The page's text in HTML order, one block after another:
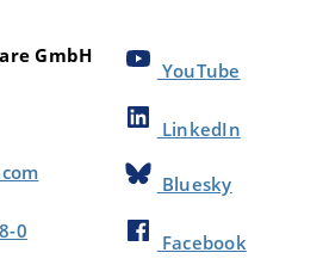
GmbH
0
YouTube
LinkedIn
Bluesky
Facebook